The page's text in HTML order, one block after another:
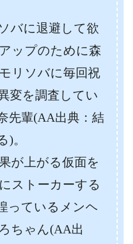
バに退避して欲
ップのために森
リソバに毎回祝
変を調査してい
先輩(AA出典：結
)。
が上がる仮面を
ストーカーする
っているメンヘ
ちゃん(AA出